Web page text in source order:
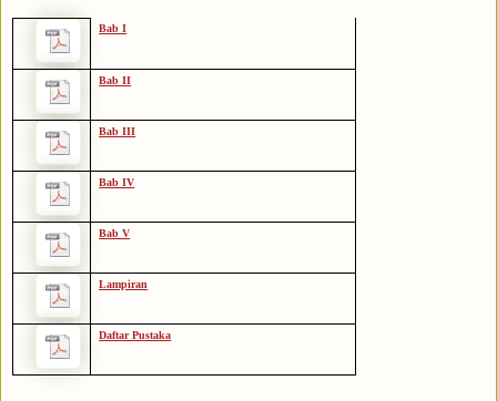
Bab I
Bab II
Bab III
Bab IV
Bab V
Lampiran
Daftar Pustaka